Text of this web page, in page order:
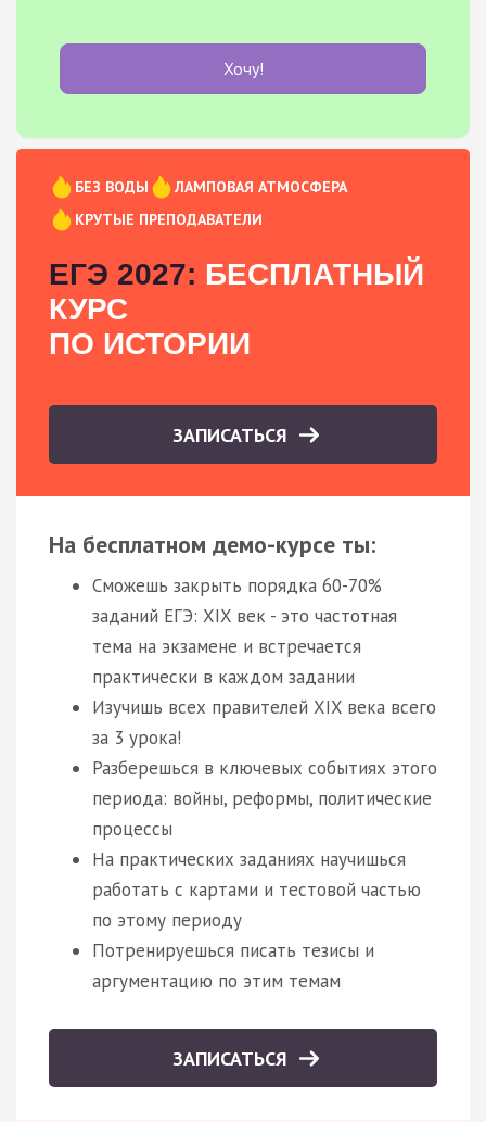
Хочу!
БЕЗ ВОДЫ
ЛАМПОВАЯ АТМОСФЕРА
КРУТЫЕ ПРЕПОДАВАТЕЛИ
ЕГЭ 2027: БЕСПЛАТНЫЙ
КУРС
ПО ИСТОРИИ
ЗАПИСАТЬСЯ
На бесплатном демо-курсе ты:
Сможешь закрыть порядка 60-70%
заданий ЕГЭ: XIX век - это частотная
тема на экзамене и встречается
практически в каждом задании
Изучишь всех правителей XIX века всего
за 3 урока!
Разберешься в ключевых событиях этого
периода: войны, реформы, политические
процессы
На практических заданиях научишься
работать с картами и тестовой частью
по этому периоду
Потренируешься писать тезисы и
аргументацию по этим темам
ЗАПИСАТЬСЯ